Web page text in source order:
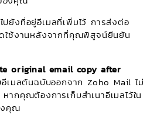
ปยังที่อยู่อีเมลที่เพิ่มไว้ การส่งต่อ
ดใช้งานหลังจากที่คุณพิสูจน์ยืนยัน
original email copy after
เมลต้นฉบับออกจาก Zoho Mail ไม่
ากคุณต้องการเก็บสำเนาอีเมลไว้ใน
คุณ